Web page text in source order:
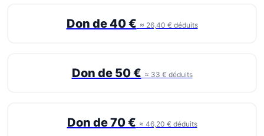
Don de 40 € ≈ 26,40 € déduits
Don de 50 € ≈ 33 € déduits
Don de 70 € ≈ 46,20 € déduits